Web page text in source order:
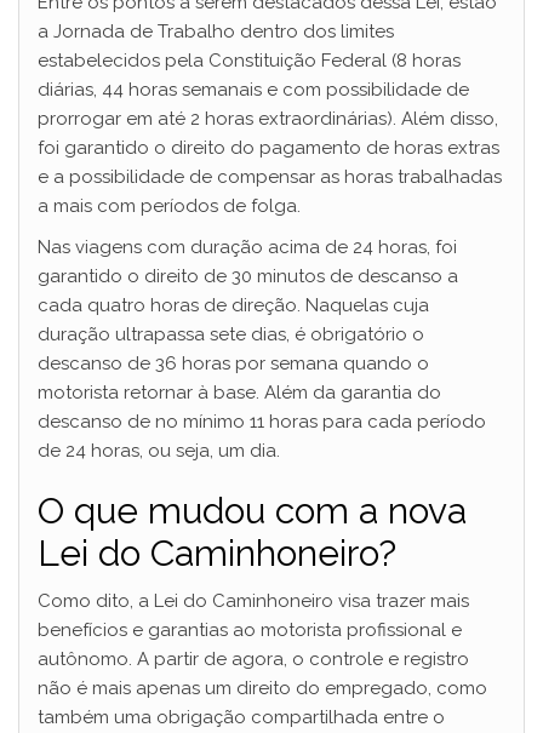
a Jornada de Trabalho dentro dos limites
estabelecidos pela Constituição Federal (8 horas
diárias, 44 horas semanais e com possibilidade de
prorrogar em até 2 horas extraordinárias). Além disso,
foi garantido o direito do pagamento de horas extras
e a possibilidade de compensar as horas trabalhadas
a mais com períodos de folga.
Nas viagens com duração acima de 24 horas, foi
garantido o direito de 30 minutos de descanso a
cada quatro horas de direção. Naquelas cuja
duração ultrapassa sete dias, é obrigatório o
descanso de 36 horas por semana quando o
motorista retornar à base. Além da garantia do
descanso de no mínimo 11 horas para cada período
de 24 horas, ou seja, um dia.
O que mudou com a nova
Lei do Caminhoneiro?
Como dito, a Lei do Caminhoneiro visa trazer mais
benefícios e garantias ao motorista profissional e
autônomo. A partir de agora, o controle e registro
não é mais apenas um direito do empregado, como
também uma obrigação compartilhada entre o